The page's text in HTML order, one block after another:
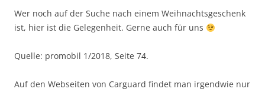
Wer noch auf der Suche nach einem Weihnachtsgeschenk
ist, hier ist die Gelegenheit. Gerne auch für uns
Quelle: promobil 1/2018, Seite 74.
Auf den Webseiten von Carguard findet man irgendwie nur